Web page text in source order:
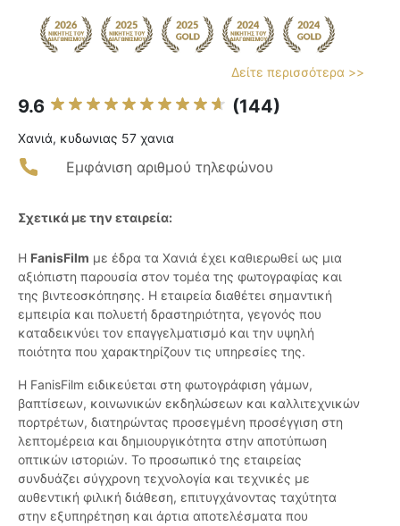
Δείτε περισσότερα >>
9.6 (144)
Χανιά, κυδωνιας 57 χανια
Εμφάνιση αριθμού τηλεφώνου
Σχετικά με την εταιρεία:
Η FanisFilm με έδρα τα Χανιά έχει καθιερωθεί ως μια
αξιόπιστη παρουσία στον τομέα της φωτογραφίας και
της βιντεοσκόπησης. Η εταιρεία διαθέτει σημαντική
εμπειρία και πολυετή δραστηριότητα, γεγονός που
καταδεικνύει τον επαγγελματισμό και την υψηλή
ποιότητα που χαρακτηρίζουν τις υπηρεσίες της.
Η FanisFilm ειδικεύεται στη φωτογράφιση γάμων,
βαπτίσεων, κοινωνικών εκδηλώσεων και καλλιτεχνικών
πορτρέτων, διατηρώντας προσεγμένη προσέγγιση στη
λεπτομέρεια και δημιουργικότητα στην αποτύπωση
οπτικών ιστοριών. Το προσωπικό της εταιρείας
συνδυάζει σύγχρονη τεχνολογία και τεχνικές με
αυθεντική φιλική διάθεση, επιτυγχάνοντας ταχύτητα
στην εξυπηρέτηση και άρτια αποτελέσματα που